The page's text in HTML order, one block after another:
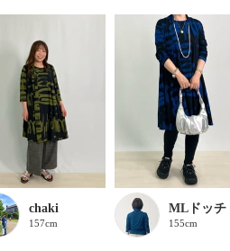
chaki
157cm
MLドッチ
155cm